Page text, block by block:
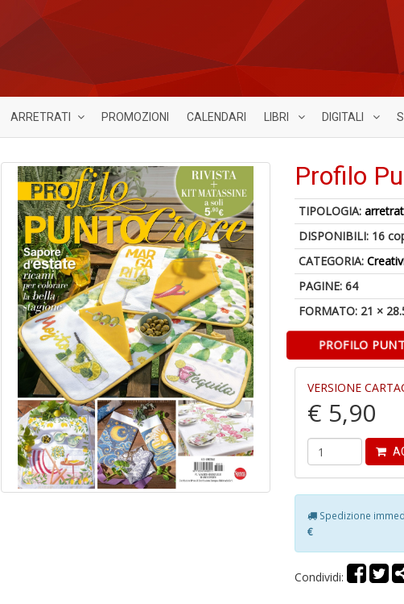
ARRETRATI PROMOZIONI CALENDARI LIBRI DIGITALI
Profilo
TIPOLOGIA:
DISPONIBILI: 16
CATEGORIA:
PAGINE: 64
FORMATO: 21 ×
PROFILO
VERSIONE
€ 5,90
Spedizione
€
Condividi: